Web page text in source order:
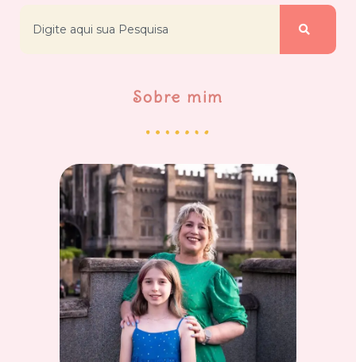
Sobre mim